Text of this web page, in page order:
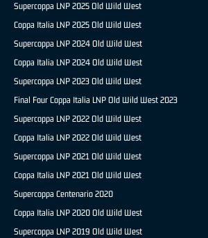
Supercoppa LNP 2025 Old Wild West
Coppa Italia LNP 2025 Old Wild West
Supercoppa LNP 2024 Old Wild West
Coppa Italia LNP 2024 Old Wild West
Supercoppa LNP 2023 Old Wild West
Final Four Coppa Italia LNP Old Wild West 2023
Supercoppa LNP 2022 Old Wild West
Coppa Italia LNP 2022 Old Wild West
Supercoppa LNP 2021 Old Wild West
Coppa Italia LNP 2021 Old Wild West
Supercoppa Centenario 2020
Coppa Italia LNP 2020 Old Wild West
Supercoppa LNP 2019 Old Wild West